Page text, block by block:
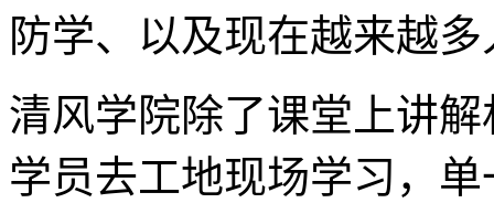
防学、以及现在越来越
清风学院除了课堂上讲
学员去工地现场学习，